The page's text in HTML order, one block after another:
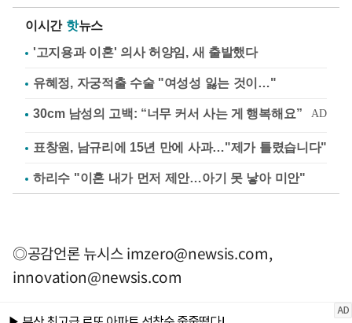
이시간 핫뉴스
'고지용과 이혼' 의사 허양임, 새 출발했다
유혜정, 자궁적출 수술 "여성성 잃는 것이…"
표창원, 남규리에 15년 만에 사과…"제가 틀렸습니다"
하리수 "이혼 내가 먼저 제안…아기 못 낳아 미안"
◎공감언론 뉴시스imzero@newsis.com,
innovation@newsis.com